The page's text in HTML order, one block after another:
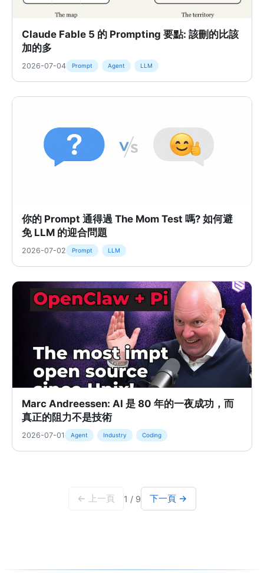
Claude Fable 5 的 Prompting 要點: 該刪的比該
加的多
2026-07-04 Prompt Agent LLM
你的 Prompt 通得過 The Mom Test 嗎? 如何避
免 LLM 的迎合問題
2026-07-02 Prompt LLM
Marc Andreessen: AI 是 80 年的一夜成功，而
真正的阻力不是技術
2026-07-01 Agent Industry Coding
← 上一頁 1 / 9 下一頁 →